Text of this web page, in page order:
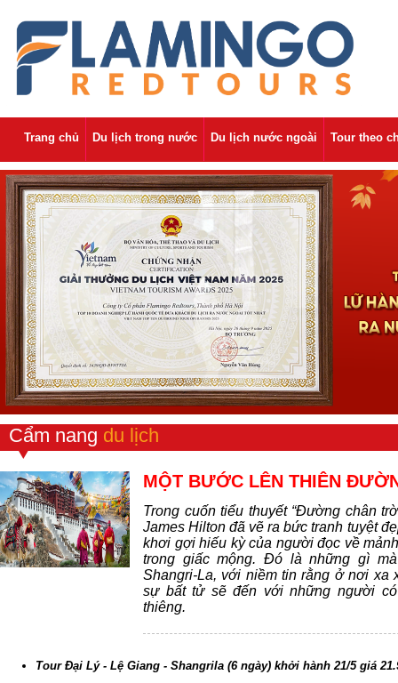
Trang chủ Du lịch trong nước Du lịch nước ngoài Tour theo
Cẩm nang du lịch
MỘT BƯỚC LÊN THIÊN
Trong cuốn tiểu thuyết “Đường chân
James Hilton đã vẽ ra bức tranh tuyệt
khơi gợi hiếu kỳ của người đọc về
trong giấc mộng. Đó là những gì
Shangri-La, với niềm tin rằng ở nơi xa
sự bất tử sẽ đến với những người
thiêng.
Tour Đại Lý - Lệ Giang - Shangrila (6 ngày) khởi hành 21/5 giá